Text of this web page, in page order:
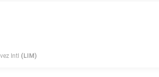
Intl (LIM)